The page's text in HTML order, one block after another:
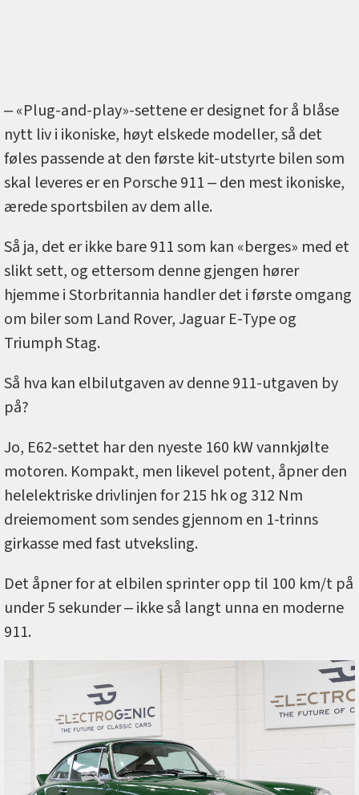
‒ «Plug-and-play»-settene er designet for å blåse
nytt liv i ikoniske, høyt elskede modeller, så det
føles passende at den første kit-utstyrte bilen som
skal leveres er en Porsche 911 ‒ den mest ikoniske,
ærede sportsbilen av dem alle.
Så ja, det er ikke bare 911 som kan «berges» med et
slikt sett, og ettersom denne gjengen hører
hjemme i Storbritannia handler det i første omgang
om biler som Land Rover, Jaguar E-Type og
Triumph Stag.
Så hva kan elbilutgaven av denne 911-utgaven by
på?
Jo, E62-settet har den nyeste 160 kW vannkjølte
motoren. Kompakt, men likevel potent, åpner den
helelektriske drivlinjen for 215 hk og 312 Nm
dreiemoment som sendes gjennom en 1-trinns
girkasse med fast utveksling.
Det åpner for at elbilen sprinter opp til 100 km/t på
under 5 sekunder ‒ ikke så langt unna en moderne
911.